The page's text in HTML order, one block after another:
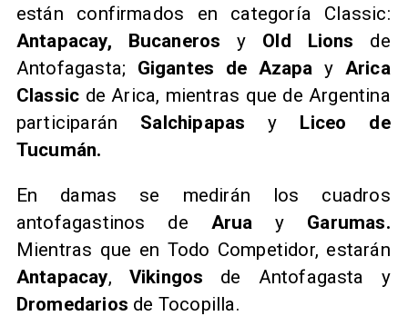
están confirmados en categoría Classic:
Antapacay, Bucanerosy Old Lions de
Antofagasta; Gigantes de Azapa y Arica
Classic de Arica, mientras que de Argentina
participarán Salchipapas y Liceo de
Tucumán.
En damas se medirán los cuadros
antofagastinos de Aruay Garumas.
Mientras que en Todo Competidor, estarán
Antapacay, Vikingos de Antofagasta y
Dromedarios de Tocopilla.